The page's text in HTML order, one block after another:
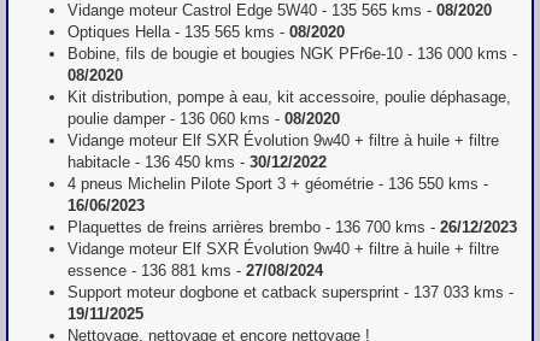
Vidange moteur Castrol Edge 5W40 - 135 565 kms - 08/2020
Optiques Hella - 135 565 kms - 08/2020
Bobine, fils de bougie et bougies NGK PFr6e-10 - 136 000 kms -
08/2020
Kit distribution, pompe à eau, kit accessoire, poulie déphasage,
poulie damper - 136 060 kms - 08/2020
Vidange moteur Elf SXR Évolution 9w40 + filtre à huile + filtre
habitacle - 136 450 kms - 30/12/2022
4 pneus Michelin Pilote Sport 3 + géométrie - 136 550 kms -
16/06/2023
Plaquettes de freins arrières brembo - 136 700 kms - 26/12/2023
Vidange moteur Elf SXR Évolution 9w40 + filtre à huile + filtre
essence - 136 881 kms - 27/08/2024
Support moteur dogbone et catback supersprint - 137 033 kms -
19/11/2025
Nettoyage, nettoyage et encore nettoyage !